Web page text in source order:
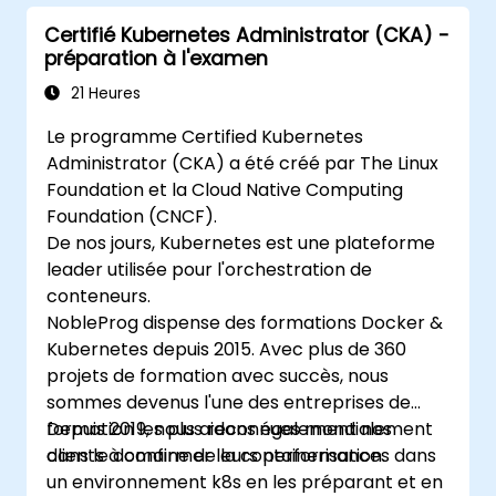
Certifié Kubernetes Administrator (CKA) -
préparation à l'examen
21 Heures
Le programme Certified Kubernetes
Administrator (CKA) a été créé par The Linux
Foundation et la Cloud Native Computing
Foundation (CNCF).
De nos jours, Kubernetes est une plateforme
leader utilisée pour l'orchestration de
conteneurs.
NobleProg dispense des formations Docker &
Kubernetes depuis 2015. Avec plus de 360
projets de formation avec succès, nous
sommes devenus l'une des entreprises de
formation les plus reconnues mondialement
dans le domaine de la containerisation.
Depuis 2019, nous aidons également nos
clients à confirmer leurs performances dans
un environnement k8s en les préparant et en